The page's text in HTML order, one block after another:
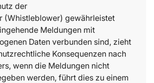
der
(Whistleblower) gewährleistet
Meldungen mit
Daten verbunden sind, zieht
Konsequenzen nach
wenn die Meldungen nicht
werden, führt dies zu einem